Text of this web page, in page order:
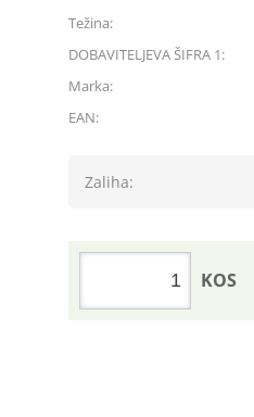
Težina:
DOBAVITELJEVA ŠIFRA 1:
Marka:
EAN:
Zaliha:
KOS